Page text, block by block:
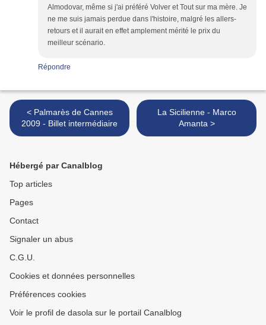
Almodovar, même si j'ai préféré Volver et Tout sur ma mère. Je
ne me suis jamais perdue dans l'histoire, malgré les allers-
retours et il aurait en effet amplement mérité le prix du
meilleur scénario.
Répondre
< Palmarès de Cannes
2009 - Billet intermédiaire
La Sicilienne - Marco
Amanta >
Hébergé par Canalblog
Top articles
Pages
Contact
Signaler un abus
C.G.U.
Cookies et données personnelles
Préférences cookies
Voir le profil de dasola sur le portail Canalblog